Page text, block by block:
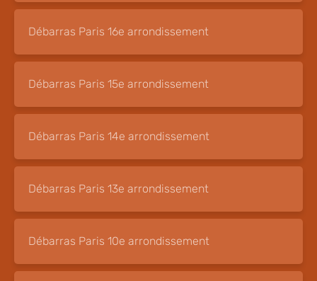
Débarras Paris 16e arrondissement
Débarras Paris 15e arrondissement
Débarras Paris 14e arrondissement
Débarras Paris 13e arrondissement
Débarras Paris 10e arrondissement